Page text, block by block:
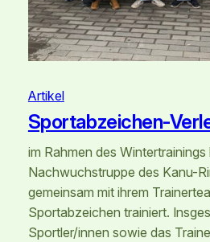
Artikel
Sportabzeichen-
im Rahmen des Wintertrainings
Nachwuchstruppe des Kanu-
gemeinsam mit ihrem
Sportabzeichen trainiert.
Sportler/innen sowie das